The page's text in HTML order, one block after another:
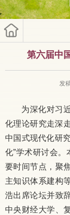
第六届中
发
为深化对习
化理论研究走深走
中国式现代化研
化”学术研讨会。
要时间节点，聚
主知识体系建构
浩出席论坛并致
中央财经大学、